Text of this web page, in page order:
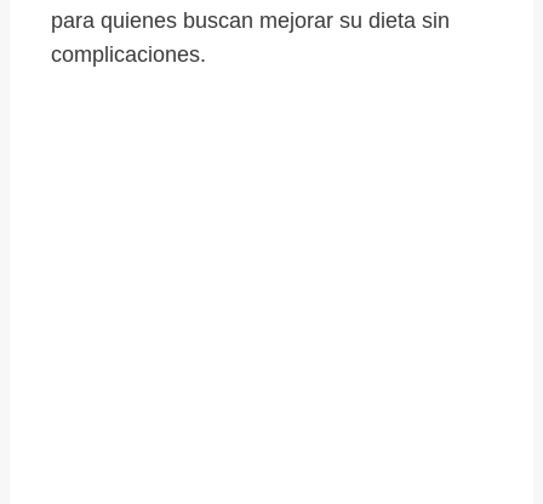
para quienes buscan mejorar su dieta sin
complicaciones.